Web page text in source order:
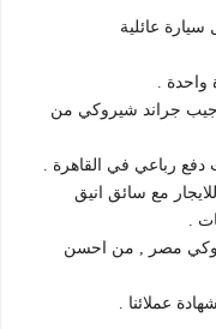
عائلية
واحدة .
جيب جراند شيروكي من
دفع رباعي في القاهرة .
مع سائق انيق
.
مصر , من احسن